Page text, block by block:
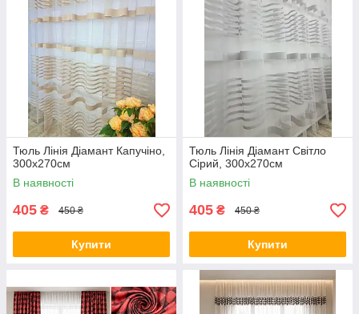
Тюль Лінія Діамант Капучіно,
300х270см
В наявності
405 ₴ 450 ₴
Купити
Тюль Лінія Діамант Світло
Сірий, 300х270см
В наявності
405 ₴ 450 ₴
Купити